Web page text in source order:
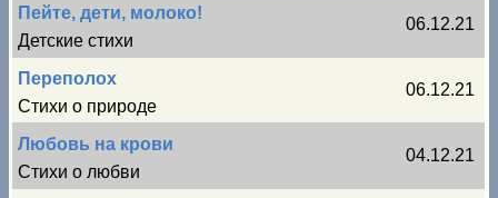
Пейте, дети, молоко!
Детские стихи
06.12.21
Переполох
Стихи о природе
06.12.21
Любовь на крови
Стихи о любви
04.12.21